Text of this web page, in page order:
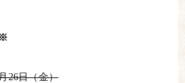
26日（金）